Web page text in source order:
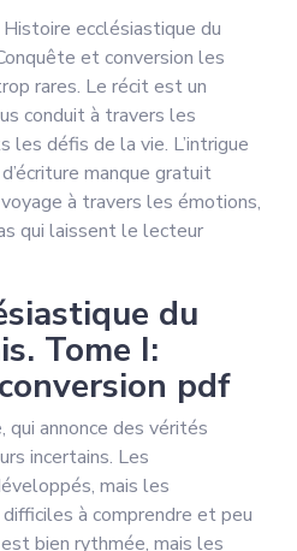
ecclésiastique du
et conversion les
rares. Le récit est un
conduit à travers les
les défis de la vie. L’intrigue
manque gratuit
à travers les émotions,
qui laissent le lecteur
du
Tome I:
pdf
qui annonce des vérités
incertains. Les
mais les
à comprendre et peu
bien rythmée, mais les